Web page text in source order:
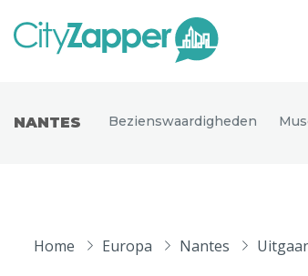
Nederland
Europa
NANTES Bezienswaardigheden
Home Europa Nantes